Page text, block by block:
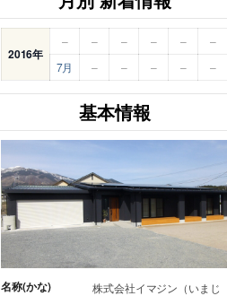
2016年
– – – – –
–
7月
– – – – –
基本情報
名称(かな)
株式会社イマジン（いまじ